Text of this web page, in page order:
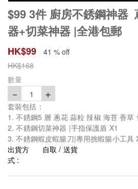
$99 3件 廚房不銹鋼神器
器+切菜神器 |全港包郵
HK$99 41 % off
HK$168
數量
－ 1 ＋
套裝包括：
1. 不銹鋼5 層 蔥花 蒜粒 辣椒 海苔 香草
2. 不銹鋼切菜神器 |手指保護盾 X1
3. 不銹鋼蝦皮蝦腸刀|專用挑蝦腸小工具
出貨方
式 :
自取 / 送貨